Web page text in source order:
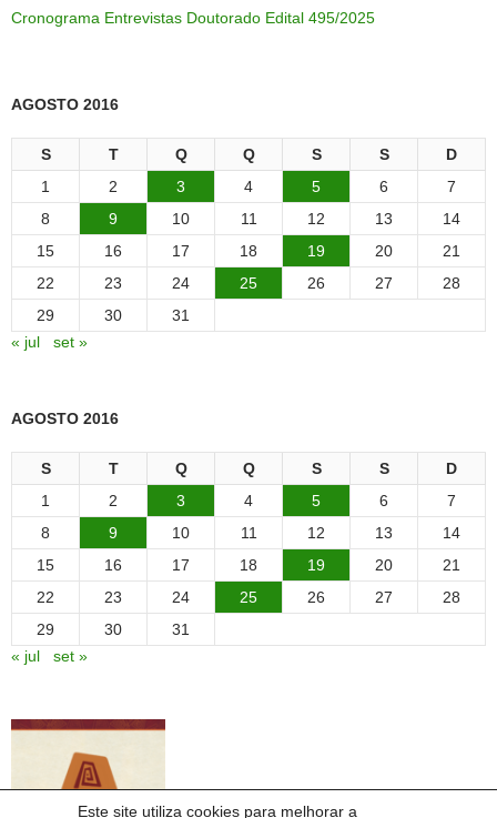
Este site utiliza cookies para melhorar a
Cronograma Entrevistas Doutorado Edital 495/2025
AGOSTO 2016
S T Q Q S S
D
1
2 3 4 5 6
7
8
9 10 11 12 13
14
15
16 17 18 19 20
21
22
23 24 25 26 27
28
29
30
31
« jul
set »
AGOSTO 2016
S T Q Q S S
D
1
2 3 4 5 6
7
8
9 10 11 12 13
14
15
16 17 18 19 20
21
22
23 24 25 26 27
28
29
30
31
« jul
set »